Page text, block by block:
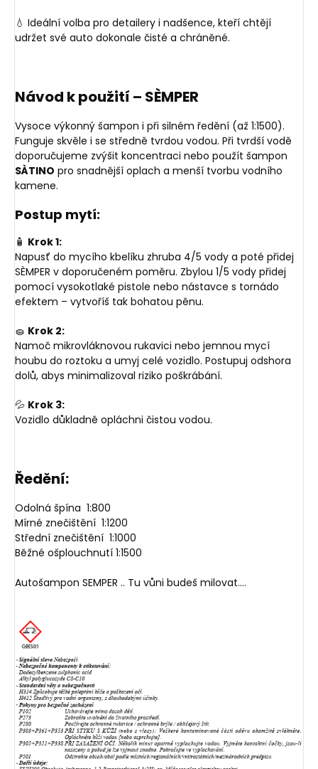
💧 Ideální volba pro detailery i nadšence, kteří chtějí
udržet své auto dokonale čisté a chráněné.
Návod k použití – SÈMPER
Vysoce výkonný šampon i při silném ředění (až 1:1500).
Funguje skvěle i se středně tvrdou vodou. Při tvrdší vodě
doporučujeme zvýšit koncentraci nebo použít šampon
SÀTINO pro snadnější oplach a menší tvorbu vodního
kamene.
Postup mytí:
🧴 Krok 1:
Napusť do mycího kbelíku zhruba 4/5 vody a poté přidej
SÈMPER v doporučeném poměru. Zbylou 1/5 vody přidej
pomocí vysokotlaké pistole nebo nástavce s tornádo
efektem – vytvoříš tak bohatou pěnu.
🧽 Krok 2:
Namoč mikrovláknovou rukavici nebo jemnou mycí
houbu do roztoku a umyj celé vozidlo. Postupuj odshora
dolů, abys minimalizoval riziko poškrábání.
💦 Krok 3:
Vozidlo důkladně opláchni čistou vodou.
Ředění:
Odolná špína 1:800
Mírné znečištění 1:1200
Střední znečištění 1:1000
Běžné ošplouchnutí 1:1500
Autošampon SEMPER .. Tu vůni budeš milovat....